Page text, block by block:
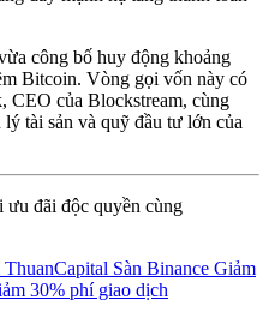
công bố huy động khoảng
Bitcoin. Vòng gọi vốn này có
CEO của Blockstream, cùng
tài sản và quỹ đầu tư lớn của
đãi độc quyền cùng
Sàn Binance Giảm
30% phí giao dịch